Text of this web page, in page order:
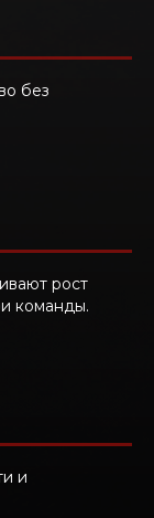
без
рост
команды.
и